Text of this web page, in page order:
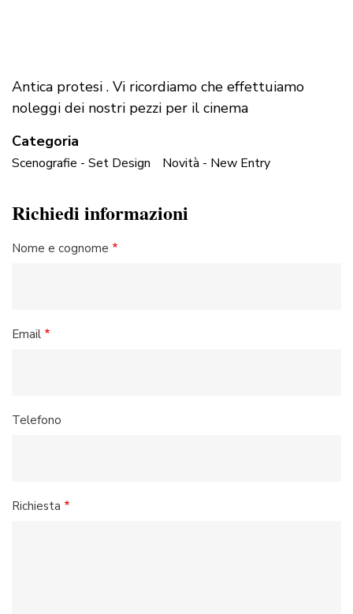
Antica protesi . Vi ricordiamo che effettuiamo
noleggi dei nostri pezzi per il cinema
Categoria
Scenografie - Set Design Novità - New Entry
Richiedi informazioni
Nome e cognome
Email
Telefono
Richiesta